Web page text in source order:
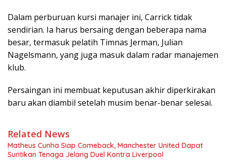
Dalam perburuan kursi manajer ini, Carrick tidak
sendirian. Ia harus bersaing dengan beberapa nama
besar, termasuk pelatih Timnas Jerman, Julian
Nagelsmann, yang juga masuk dalam radar manajemen
klub.
Persaingan ini membuat keputusan akhir diperkirakan
baru akan diambil setelah musim benar-benar selesai.
Related News
Matheus Cunha Siap Comeback, Manchester United Dapat
Suntikan Tenaga Jelang Duel Kontra Liverpool